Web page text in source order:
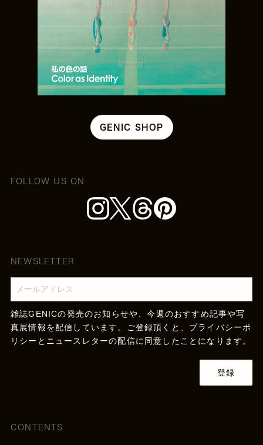
GENIC SHOP
FOLLOW US ON
NEWSLETTER
雑誌GENICの発売のお知らせや、今週のおすすめ記事や写
真展情報を配信しています。ご登録頂くと、 プライバシーポ
リシー とニュースレターの配信に同意したことになります。
登録
CONTENTS